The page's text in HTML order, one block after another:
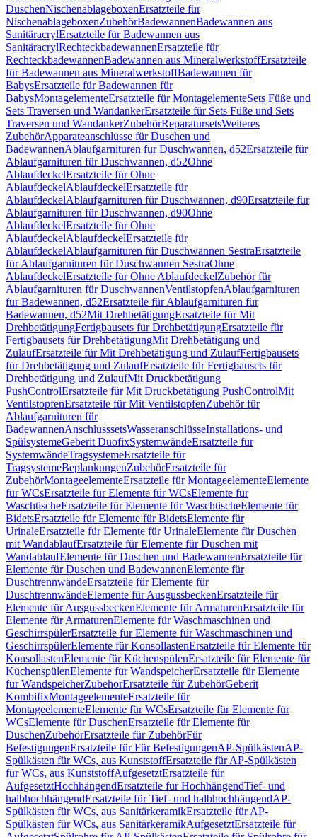
DuschenNischenablageboxenErsatzteile für
NischenablageboxenZubehörBadewannenBadewannen aus
SanitäracrylErsatzteile für Badewannen aus
SanitäracrylRechteckbadewannenErsatzteile für
RechteckbadewannenBadewannen aus MineralwerkstoffErsatzteile
für Badewannen aus MineralwerkstoffBadewannen für
BabysErsatzteile für Badewannen für
BabysMontagelementeErsatzteile für MontagelementeSets Füße und
Sets Traversen und WandankerErsatzteile für Sets Füße und Sets
Traversen und WandankerZubehörReparatursetsWeiteres
ZubehörApparateanschlüsse für Duschen und
BadewannenAblaufgarnituren für Duschwannen, d52Ersatzteile für
Ablaufgarnituren für Duschwannen, d52Ohne
AblaufdeckelErsatzteile für Ohne
AblaufdeckelAblaufdeckelErsatzteile für
AblaufdeckelAblaufgarnituren für Duschwannen, d90Ersatzteile für
Ablaufgarnituren für Duschwannen, d90Ohne
AblaufdeckelErsatzteile für Ohne
AblaufdeckelAblaufdeckelErsatzteile für
AblaufdeckelAblaufgarnituren für Duschwannen SestraErsatzteile
für Ablaufgarnituren für Duschwannen SestraOhne
AblaufdeckelErsatzteile für Ohne AblaufdeckelZubehör für
Ablaufgarnituren für DuschwannenVentilstopfenAblaufgarnituren
für Badewannen, d52Ersatzteile für Ablaufgarnituren für
Badewannen, d52Mit DrehbetätigungErsatzteile für Mit
DrehbetätigungFertigbausets für DrehbetätigungErsatzteile für
Fertigbausets für DrehbetätigungMit Drehbetätigung und
ZulaufErsatzteile für Mit Drehbetätigung und ZulaufFertigbausets
für Drehbetätigung und ZulaufErsatzteile für Fertigbausets für
Drehbetätigung und ZulaufMit Druckbetätigung
PushControlErsatzteile für Mit Druckbetätigung PushControlMit
VentilstopfenErsatzteile für Mit VentilstopfenZubehör für
Ablaufgarnituren für
BadewannenAnschlusssetsWasseranschlüsseInstallations- und
SpülsystemeGeberit DuofixSystemwändeErsatzteile für
SystemwändeTragsystemeErsatzteile für
TragsystemeBeplankungenZubehörErsatzteile für
ZubehörMontageelementeErsatzteile für MontageelementeElemente
für WCsErsatzteile für Elemente für WCsElemente für
WaschtischeErsatzteile für Elemente für WaschtischeElemente für
BidetsErsatzteile für Elemente für BidetsElemente für
UrinaleErsatzteile für Elemente für UrinaleElemente für Duschen
mit WandablaufErsatzteile für Elemente für Duschen mit
WandablaufElemente für Duschen und BadewannenErsatzteile für
Elemente für Duschen und BadewannenElemente für
DuschtrennwändeErsatzteile für Elemente für
DuschtrennwändeElemente für AusgussbeckenErsatzteile für
Elemente für AusgussbeckenElemente für ArmaturenErsatzteile für
Elemente für ArmaturenElemente für Waschmaschinen und
GeschirrspülerErsatzteile für Elemente für Waschmaschinen und
GeschirrspülerElemente für KonsollastenErsatzteile für Elemente für
KonsollastenElemente für KüchenspülenErsatzteile für Elemente für
KüchenspülenElemente für WandspeicherErsatzteile für Elemente
für WandspeicherZubehörErsatzteile für ZubehörGeberit
KombifixMontageelementeErsatzteile für
MontageelementeElemente für WCsErsatzteile für Elemente für
WCsElemente für DuschenErsatzteile für Elemente für
DuschenZubehörErsatzteile für ZubehörFür
BefestigungenErsatzteile für Für BefestigungenAP-SpülkästenAP-
Spülkästen für WCs, aus KunststoffErsatzteile für AP-Spülkästen
für WCs, aus KunststoffAufgesetztErsatzteile für
AufgesetztHochhängendErsatzteile für HochhängendTief- und
halbhochhängendErsatzteile für Tief- und halbhochhängendAP-
Spülkästen für WCs, aus SanitärkeramikErsatzteile für AP-
Spülkästen für WCs, aus SanitärkeramikAufgesetztErsatzteile für